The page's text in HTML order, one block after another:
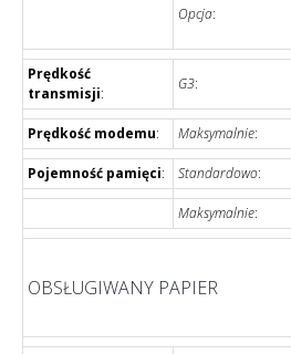
Opcja:
Prędkość
transmisji:
G3:
Prędkość modemu: Maksymalnie:
Pojemność pamięci: Standardowo:
Maksymalnie:
OBSŁUGIWANY PAPIER